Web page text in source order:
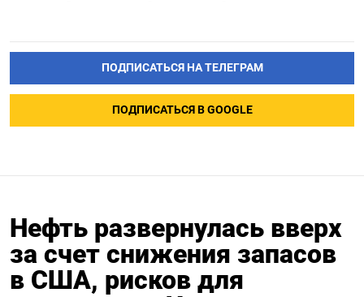
ПОДПИСАТЬСЯ НА ТЕЛЕГРАМ
ПОДПИСАТЬСЯ В GOOGLE
Нефть развернулась вверх
за счет снижения запасов
в США, рисков для